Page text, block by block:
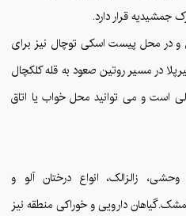
جمشیدیه قرار دارد.
در محل پیست اسکی توچال نیز برای
در مسیر روتین صعود به قله کلکچال
است و می توانید محل خواب یا اتاق
زالزالک، انواع درختان آلو و
دارویی و خوراکی منطقه نیز